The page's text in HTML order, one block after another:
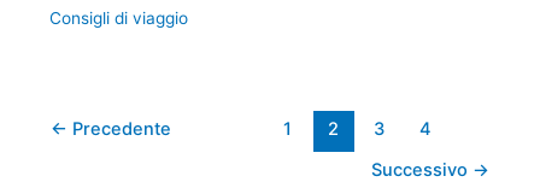
Consigli di viaggio
← Precedente 1 2 3
4
Successivo →